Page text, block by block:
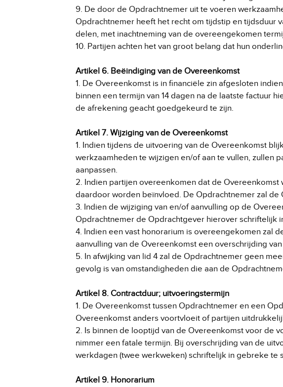
9. De door de Opdrachtnemer uit te voeren
Opdrachtnemer heeft het recht om tijdstip en tijdsduur
delen, met inachtneming van de overeengekomen
10. Partijen achten het van groot belang dat hun
Artikel 6. Beëindiging van de Overeenkomst
1. De Overeenkomst is in financiële zin afgesloten
binnen een termijn van 14 dagen na de laatste factuur
de afrekening geacht goedgekeurd te zijn.
Artikel 7. Wijziging van de Overeenkomst
1. Indien tijdens de uitvoering van de Overeenkomst
werkzaamheden te wijzigen en/of aan te vullen,
aanpassen.
2. Indien partijen overeenkomen dat de
daardoor worden beïnvloed. De Opdrachtnemer zal
3. Indien de wijziging van en/of aanvulling op de
Opdrachtnemer de Opdrachtgever hierover schriftelijk
4. Indien een vast honorarium is overeengekomen zal
aanvulling van de Overeenkomst een overschrijding
5. In afwijking van lid 4 zal de Opdrachtnemer geen
gevolg is van omstandigheden die aan de
Artikel 8. Contractduur; uitvoeringstermijn
1. De Overeenkomst tussen Opdrachtnemer en een
Overeenkomst anders voortvloeit of partijen
2. Is binnen de looptijd van de Overeenkomst voor de
nimmer een fatale termijn. Bij overschrijding van de
werkdagen (twee werkweken) schriftelijk in gebreke te
Artikel 9. Honorarium